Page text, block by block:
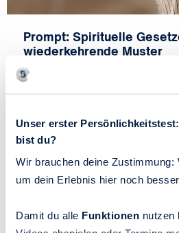
Unser erster
bist du?
Wir brauchen deine Zustimmung:
um dein Erlebnis hier noch
Damit du alle Funktionen nutzen
Prompt: Spirituelle
wiederkehrende Muster
Mit diesem Prompt nimmst du
wirksam sind, inklusive eines
Beitrag lesen